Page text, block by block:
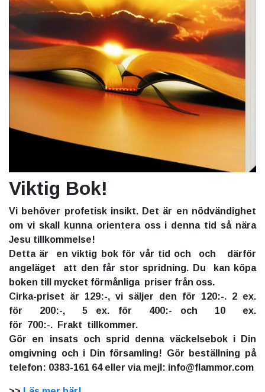
Viktig Bok!
Vi behöver profetisk insikt. Det är en nödvändighet
om vi skall kunna orientera oss i denna tid så nära
Jesu tillkommelse!
Detta är en viktig bok för vår tid och och därför
angeläget att den får stor spridning. Du kan köpa
boken till mycket förmånliga priser från oss.
Cirka-priset är 129:-, vi säljer den för 120:-. 2 ex.
för 200:-, 5 ex. för 400:- och 10 ex.
för 700:-. Frakt tillkommer.
Gör en insats och sprid denna väckelsebok i Din
omgivning och i Din församling! Gör beställning på
telefon: 0383-161 64 eller via mejl: info@flammor.com